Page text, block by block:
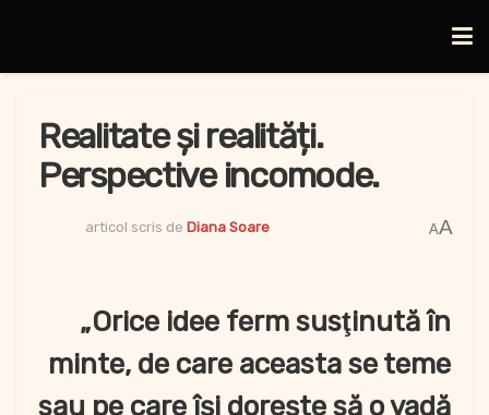
Realitate și realități.
Perspective incomode.
articol scris de Diana Soare AA
„Orice idee ferm susţinută în
minte, de care aceasta se teme
sau pe care îşi doreşte să o vadă